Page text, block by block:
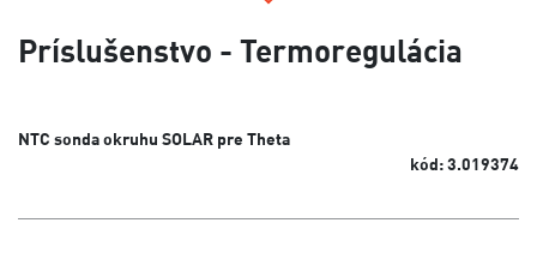
Príslušenstvo - Termoregulácia
NTC sonda okruhu SOLAR pre Theta
kód: 3.019374